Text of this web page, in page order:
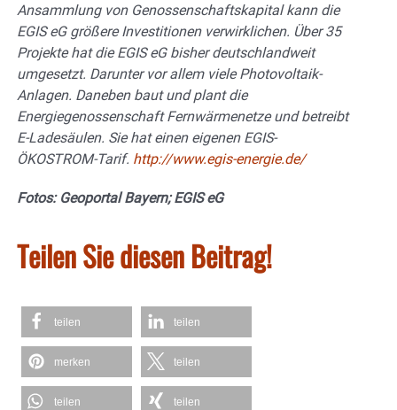
Ansammlung von Genossenschaftskapital kann die
EGIS eG größere Investitionen verwirklichen. Über 35
Projekte hat die EGIS eG bisher deutschlandweit
umgesetzt. Darunter vor allem viele Photovoltaik-
Anlagen. Daneben baut und plant die
Energiegenossenschaft Fernwärmenetze und betreibt
E-Ladesäulen. Sie hat einen eigenen EGIS-
ÖKOSTROM-Tarif. http://www.egis-energie.de/
Fotos: Geoportal Bayern; EGIS eG
Teilen Sie diesen Beitrag!
teilen teilen
merken teilen
teilen teilen